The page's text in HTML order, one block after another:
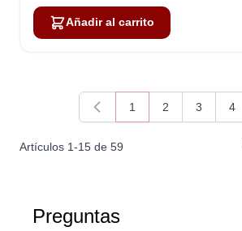
Añadir al carrito
Artículos 1-15 de 59
Actualmente estás
1
Página
2
Página
3 4
Preguntas